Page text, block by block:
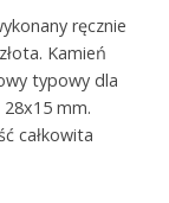
ręcznie
Kamień
typowy dla
mm.
całkowita